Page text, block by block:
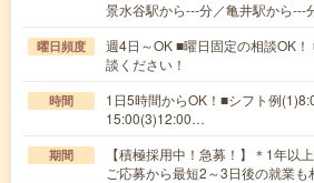
景水谷駅から---分／亀井駅から---
曜日頻度
週4日～OK ■曜日固定の相談OK
談ください！
時間
1日5時間からOK！■シフト例
15:00(3)12:00…
期間
【積極採用中！急募！】＊1年以
ご応募から最短2～3日後の就業も